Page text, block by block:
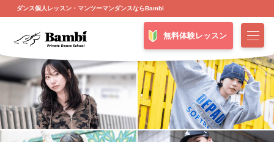
ダンス個人レッスン・マンツーマンダンスならBambi
無料体験レッスン